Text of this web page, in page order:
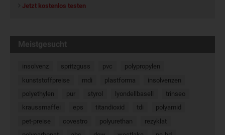
Jetzt kostenlos testen
Meistgesucht
insolvenz spritzguss pvc
polypropylen
kunststoffpreise
mdi plastforma
insolvenzen
polyethylen
pur styrol lyondellbasell
trinseo
kraussmaffei
eps titandioxid tdi
polyamid
pet-preise
covestro polyurethan
rezyklat